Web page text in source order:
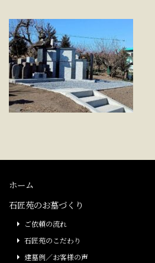
ホーム
石匠苑のお墓づくり
ご依頼の流れ
石匠苑のこだわり
建墓例／お客様の声